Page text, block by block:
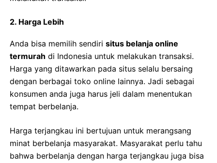
2. Harga Lebih
Anda bisa memilih sendiri situs belanja online
termurah di Indonesia untuk melakukan transaksi.
Harga yang ditawarkan pada situs selalu bersaing
dengan berbagai toko online lainnya. Jadi sebagai
konsumen anda juga harus jeli dalam menentukan
tempat berbelanja.
Harga terjangkau ini bertujuan untuk merangsang
minat berbelanja masyarakat. Masyarakat perlu tahu
bahwa berbelanja dengan harga terjangkau juga bisa